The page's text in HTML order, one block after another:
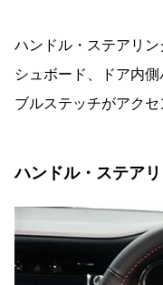
ハンドル・ステアリ
シュボード、ドア内
ブルステッチがアクセ
ハンドル・ステア